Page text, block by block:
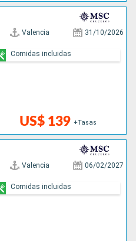
Valencia 31/10/2026
US$ 139 +Tasas
Comidas incluidas
Valencia 06/02/2027
Comidas incluidas